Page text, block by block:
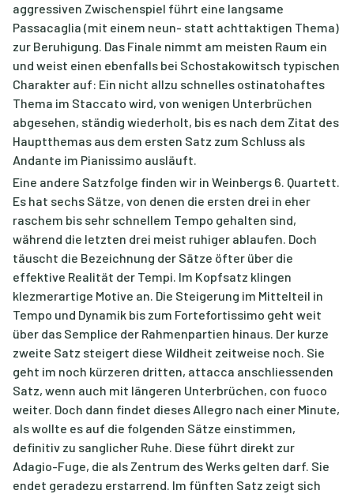
aggressiven Zwischenspiel führt eine langsame
Passacaglia (mit einem neun- statt achttaktigen Thema)
zur Beruhigung. Das Finale nimmt am meisten Raum ein
und weist einen ebenfalls bei Schostakowitsch typischen
Charakter auf: Ein nicht allzu schnelles ostinatohaftes
Thema im Staccato wird, von wenigen Unterbrüchen
abgesehen, ständig wiederholt, bis es nach dem Zitat des
Hauptthemas aus dem ersten Satz zum Schluss als
Andante im Pianissimo ausläuft.
Eine andere Satzfolge finden wir in Weinbergs 6. Quartett.
Es hat sechs Sätze, von denen die ersten drei in eher
raschem bis sehr schnellem Tempo gehalten sind,
während die letzten drei meist ruhiger ablaufen. Doch
täuscht die Bezeichnung der Sätze öfter über die
effektive Realität der Tempi. Im Kopfsatz klingen
klezmerartige Motive an. Die Steigerung im Mittelteil in
Tempo und Dynamik bis zum Fortefortissimo geht weit
über das Semplice der Rahmenpartien hinaus. Der kurze
zweite Satz steigert diese Wildheit zeitweise noch. Sie
geht im noch kürzeren dritten, attacca anschliessenden
Satz, wenn auch mit längeren Unterbrüchen, con fuoco
weiter. Doch dann findet dieses Allegro nach einer Minute,
als wollte es auf die folgenden Sätze einstimmen,
definitiv zu sanglicher Ruhe. Diese führt direkt zur
Adagio-Fuge, die als Zentrum des Werks gelten darf. Sie
endet geradezu erstarrend. Im fünften Satz zeigt sich